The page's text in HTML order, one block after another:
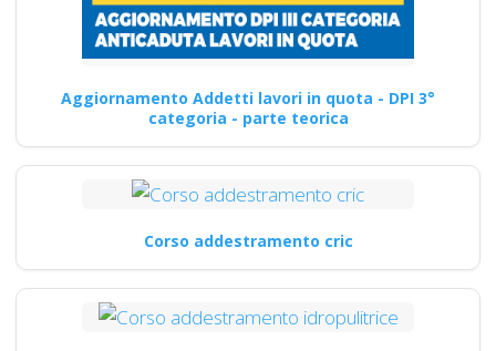
Aggiornamento Addetti lavori in quota - DPI 3°
categoria - parte teorica
Corso addestramento cric